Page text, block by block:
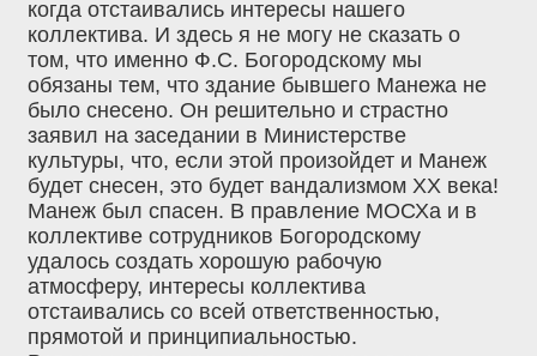
когда отстаивались интересы нашего
коллектива. И здесь я не могу не сказать о
том, что именно Ф.С. Богородскому мы
обязаны тем, что здание бывшего Манежа не
было снесено. Он решительно и страстно
заявил на заседании в Министерстве
культуры, что, если этой произойдет и Манеж
будет снесен, это будет вандализмом XX века!
Манеж был спасен. В правление МОСХа и в
коллективе сотрудников Богородскому
удалось создать хорошую рабочую
атмосферу, интересы коллектива
отстаивались со всей ответственностью,
прямотой и принципиальностью.